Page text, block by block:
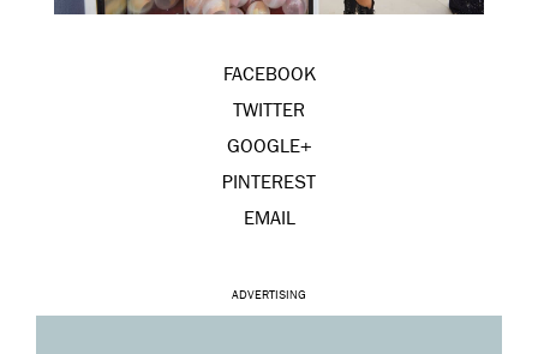
FACEBOOK
TWITTER
GOOGLE+
PINTEREST
EMAIL
ADVERTISING